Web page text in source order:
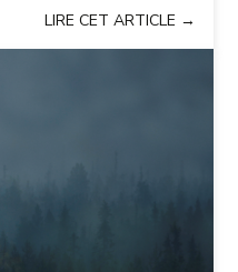
LIRE CET ARTICLE →